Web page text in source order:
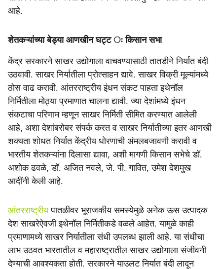
आहे.
शेतकऱ्यांच्या बेड्या आणखीन घट्ट ः किसान सभा
केंद्र सरकारने साखर उद्योगाला वाचवण्यासाठी तातडीने निर्यात बंदी
उठवावी. साखर निर्यातीला प्रोत्साहन द्यावे. साखर विक्री मूल्यांमध्ये
ठोस वाढ करावी. आंतरराष्ट्रीय इंधन संकट पाहता इथेनॉल
निर्मितीला मोठ्या प्रमाणात चालना द्यावी. ज्या देशांमध्ये इंधन
संकटाचा परिणाम म्हणून साखर निर्मिती सीमित करण्यात आलेली
आहे, अशा देशांबरोबर संपर्क करत व साखर निर्यातीच्या इतर आणखी
शक्यता शोधत निर्यात केंद्रीय धोरणाची अंमलबजावणी करावी व
भारतीय शेतकऱ्यांना दिलासा द्यावा, अशी मागणी किसान सभेचे डॉ.
अशोक ढवळे, डॉ. अजित नवले, जे. पी. गावित, उमेश देशमुख
आदींनी केली आहे.
आंतरराष्ट्रीयपातळीवर भूराजकीय समस्येमुळे अनेक ऊस उत्पादक
देश साखरेऐवजी इथेनॉल निर्मितीकडे वळले आहेत. यामुळे काही
प्रमाणामध्ये साखर निर्यातीला संधी उपलब्ध झाली आहे. या संधीचा
लाभ उठवत भारतातील व महाराष्ट्रातील साखर उद्योगाला संजीवनी
देण्याची आवश्यकता होती. सरकारने याउलट निर्यात बंदी लादून